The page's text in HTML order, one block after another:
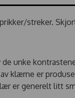
streker.
de unke
klærne er
er generelt litt